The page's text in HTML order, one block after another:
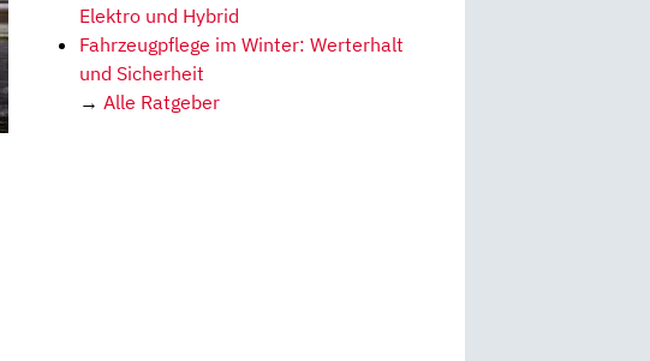
Elektro und Hybrid
Fahrzeugpflege im Winter: Werterhalt
und Sicherheit
→ Alle Ratgeber